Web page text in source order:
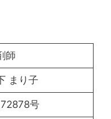
師
まり子
号